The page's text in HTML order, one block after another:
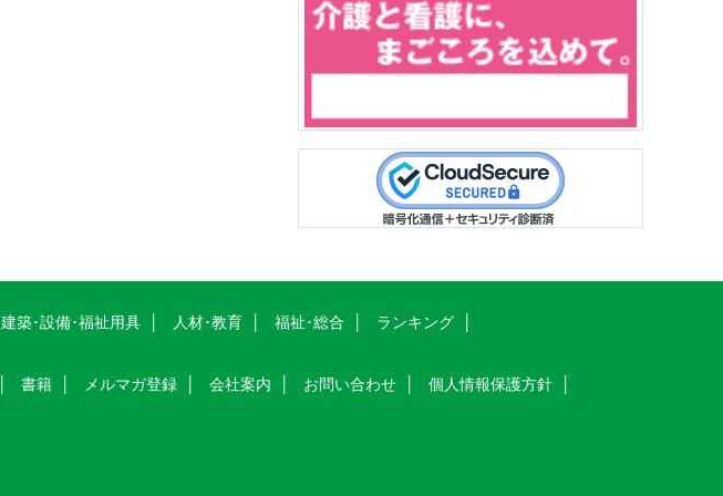
建築･設備･福祉用具 人材･教育 福祉･総合
ランキング
書籍 メルマガ登録 会社案内 お問い合わせ
個人情報保護方針